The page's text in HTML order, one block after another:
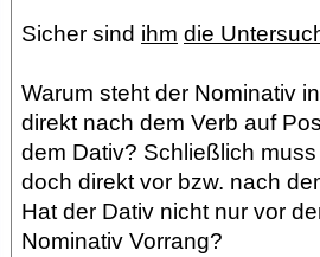
Sicher sind ihm die
Warum steht der Nominativ
direkt nach dem Verb auf
dem Dativ? Schließlich
doch direkt vor bzw. nach
Hat der Dativ nicht nur vor
Nominativ Vorrang?